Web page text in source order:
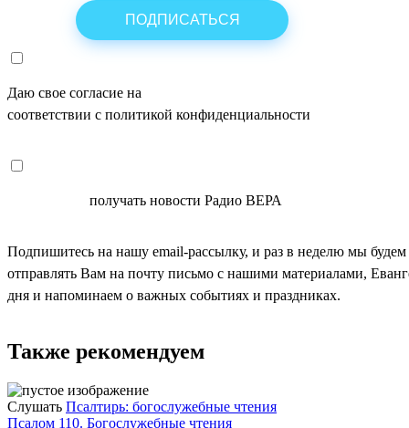
Даю свое согласие на
соответствии с политикой конфиденциальности
получать новости Радио ВЕРА
Подпишитесь на нашу email-рассылку, и раз в неделю мы будем
отправлять Вам на почту письмо с нашими материалами,
дня и напоминаем о важных событиях и праздниках.
Также рекомендуем
Слушать Псалтирь: богослужебные чтения
Псалом 110. Богослужебные чтения